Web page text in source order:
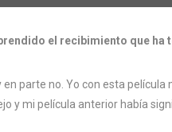
el recibimiento que
en parte no. Yo con esta
y mi película anterior había